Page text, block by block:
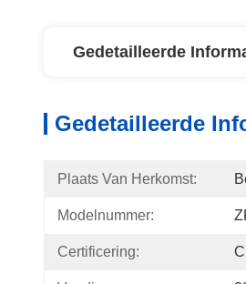
Gedetailleerde
Gedetailleerde
Plaats Van Herkomst:
Modelnummer:
Certificering: